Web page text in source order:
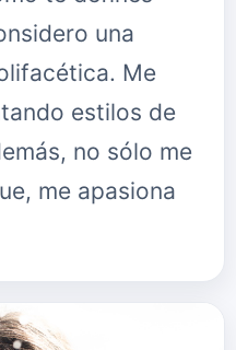
una
Me
estilos de
no sólo me
me apasiona